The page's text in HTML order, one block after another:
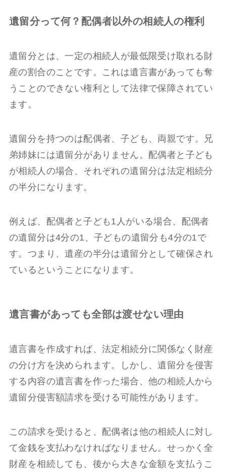
遺留分って何？配偶者以外の相続人の権利
遺留分とは、一定の相続人が最低限受け取れる財
産の割合のことです。これは遺言書があっても奪
うことのできない権利として法律で保障されてい
ます。
遺留分を持つのは配偶者、子ども、両親です。兄
弟姉妹には遺留分がありません。配偶者と子ども
が相続人の場合、それぞれの遺留分は法定相続分
の半分になります。
例えば、配偶者と子ども1人がいる場合、配偶者
の遺留分は4分の1、子どもの遺留分も4分の1で
す。つまり、遺産の半分は遺留分として確保され
ているということになります。
遺言書があっても全部は渡せない理由
遺言書を作成すれば、法定相続分に関係なく財産
の分け方を決められます。しかし、遺留分を侵害
する内容の遺言書を作った場合、他の相続人から
遺留分侵害額請求を受ける可能性があります。
この請求を受けると、配偶者は他の相続人に対し
て金銭を支払わなければなりません。せっかく全
財産を相続しても、後から大きな金額を支払うこ